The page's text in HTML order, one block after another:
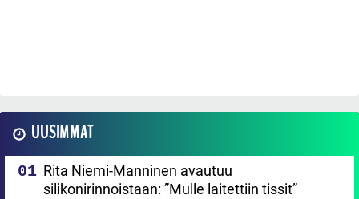
UUSIMMAT
Rita Niemi-Manninen avautuu
silikonirinnoistaan: ”Mulle laitettiin tissit”